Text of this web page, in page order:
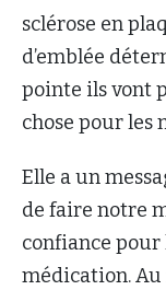
sclérose en
d’emblée
pointe ils vont
chose pour les
Elle a un
de faire notre
confiance
médication.